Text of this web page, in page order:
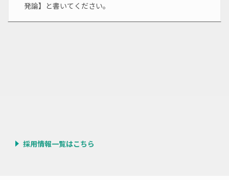
発論】と書いてください。
採用情報一覧はこちら